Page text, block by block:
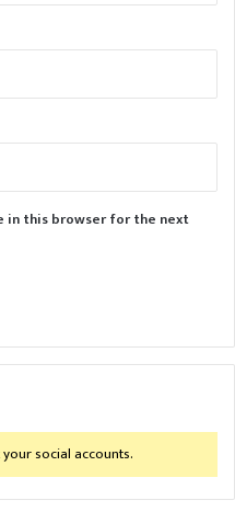
in this browser for the next
social accounts.